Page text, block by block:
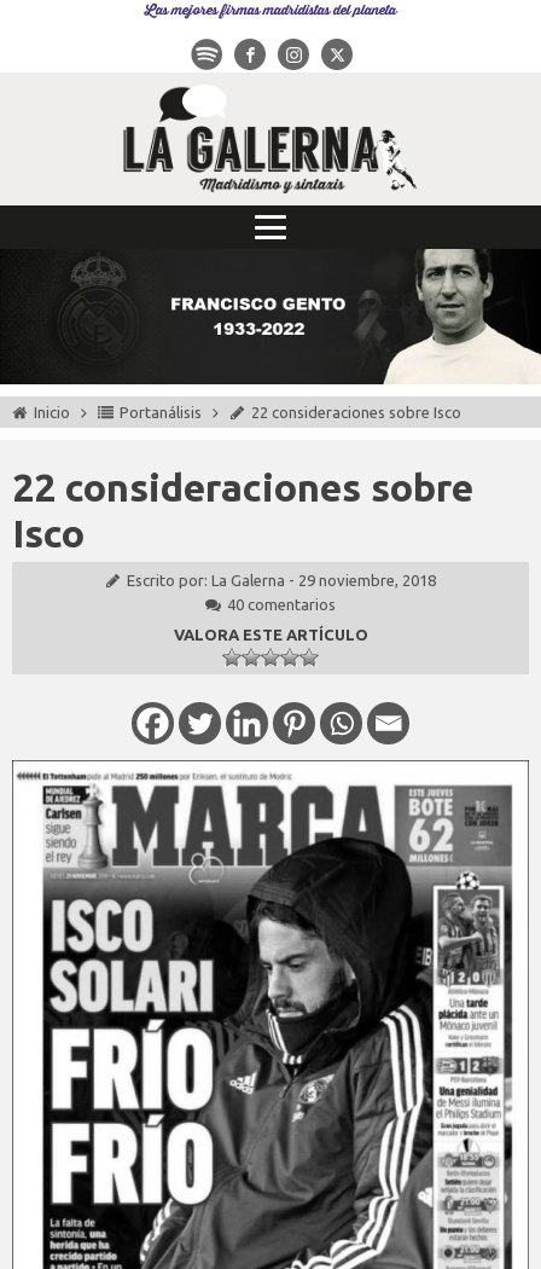
Las mejores firmas madridistas del planeta
Inicio Portanálisis 22 consideraciones sobre Isco
22 consideraciones sobre
Isco
Escrito por: La Galerna - 29 noviembre, 2018
40 comentarios
VALORA ESTE ARTÍCULO